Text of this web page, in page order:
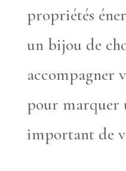
propriétés
un bijou de
accompagner
pour marquer
important de